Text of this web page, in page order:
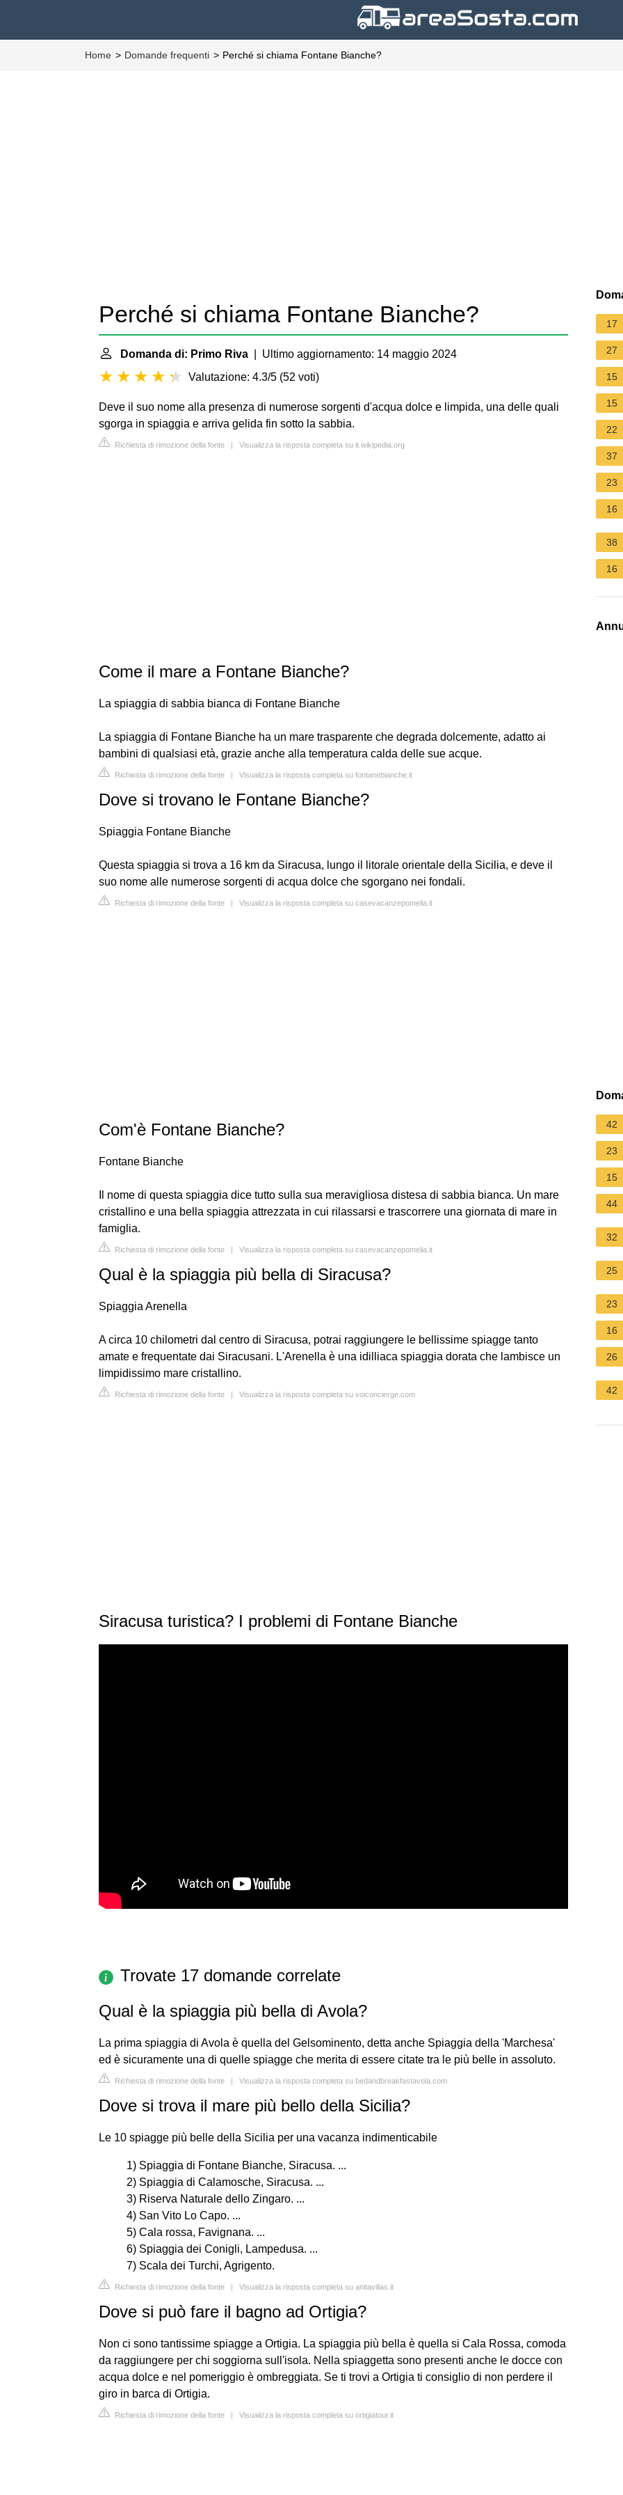
Home Domande frequenti Perché si chiama Fontane Bianche?
Perché si chiama Fontane Bianche?
Domanda di: Primo Riva | Ultimo aggiornamento: 14 maggio 2024
Valutazione: 4.3/5 (52 voti)
Deve il suo nome alla presenza di numerose sorgenti d'acqua dolce e limpida, una delle quali
sgorga in spiaggia e arriva gelida fin sotto la sabbia.
Richiesta di rimozione della fonte | Visualizza la risposta completa su it.wikipedia.org
Come il mare a Fontane Bianche?
La spiaggia di sabbia bianca di Fontane Bianche
La spiaggia di Fontane Bianche ha un mare trasparente che degrada dolcemente, adatto ai
bambini di qualsiasi età, grazie anche alla temperatura calda delle sue acque.
Richiesta di rimozione della fonte | Visualizza la risposta completa su fontanebianche.it
Dove si trovano le Fontane Bianche?
Spiaggia Fontane Bianche
Questa spiaggia si trova a 16 km da Siracusa, lungo il litorale orientale della Sicilia, e deve il
suo nome alle numerose sorgenti di acqua dolce che sgorgano nei fondali.
Richiesta di rimozione della fonte | Visualizza la risposta completa su casevacanzepomelia.it
Com'è Fontane Bianche?
Fontane Bianche
Il nome di questa spiaggia dice tutto sulla sua meravigliosa distesa di sabbia bianca. Un mare
cristallino e una bella spiaggia attrezzata in cui rilassarsi e trascorrere una giornata di mare in
famiglia.
Richiesta di rimozione della fonte | Visualizza la risposta completa su casevacanzepomelia.it
Qual è la spiaggia più bella di Siracusa?
Spiaggia Arenella
A circa 10 chilometri dal centro di Siracusa, potrai raggiungere le bellissime spiagge tanto
amate e frequentate dai Siracusani. L'Arenella è una idilliaca spiaggia dorata che lambisce un
limpidissimo mare cristallino.
Richiesta di rimozione della fonte | Visualizza la risposta completa su voiconcierge.com
Siracusa turistica? I problemi di Fontane Bianche
Trovate 17 domande correlate
Qual è la spiaggia più bella di Avola?
La prima spiaggia di Avola è quella del Gelsominento, detta anche Spiaggia della 'Marchesa'
ed è sicuramente una di quelle spiagge che merita di essere citate tra le più belle in assoluto.
Richiesta di rimozione della fonte | Visualizza la risposta completa su bedandbreakfastavola.com
Dove si trova il mare più bello della Sicilia?
Le 10 spiagge più belle della Sicilia per una vacanza indimenticabile
1) Spiaggia di Fontane Bianche, Siracusa. ...
2) Spiaggia di Calamosche, Siracusa. ...
3) Riserva Naturale dello Zingaro. ...
4) San Vito Lo Capo. ...
5) Cala rossa, Favignana. ...
6) Spiaggia dei Conigli, Lampedusa. ...
7) Scala dei Turchi, Agrigento.
Richiesta di rimozione della fonte | Visualizza la risposta completa su anitavillas.it
Dove si può fare il bagno ad Ortigia?
Non ci sono tantissime spiagge a Ortigia. La spiaggia più bella è quella si Cala Rossa, comoda
da raggiungere per chi soggiorna sull'isola. Nella spiaggetta sono presenti anche le docce con
acqua dolce e nel pomeriggio è ombreggiata. Se ti trovi a Ortigia ti consiglio di non perdere il
giro in barca di Ortigia.
Richiesta di rimozione della fonte | Visualizza la risposta completa su ortigiatour.it
17
27
15
15
22
37
23
16
38
16
42
23
15
44
32
25
23
16
26
42